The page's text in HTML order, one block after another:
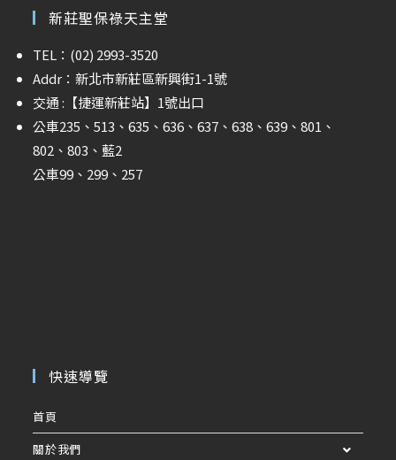
新莊聖保祿天主堂
TEL：(02) 2993-3520
Addr：新北市新莊區新興街1-1號
交通 : 【捷運新莊站】 1號出口
公車235、513、635、636、637、638、639、801、
802、803、藍2
公車99、299、257
快速導覽
首頁
關於我們